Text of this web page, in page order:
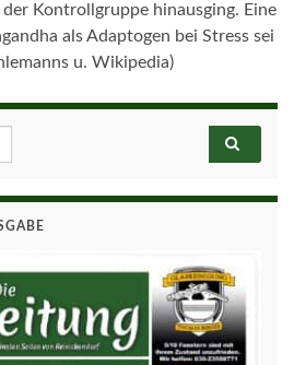
Kontrollgruppe hinausging. Eine
als Adaptogen bei Stress sei
u. Wikipedia)